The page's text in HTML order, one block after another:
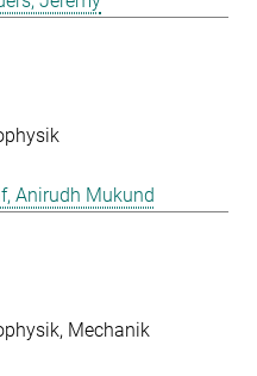
Anirudh Mukund
Mechanik